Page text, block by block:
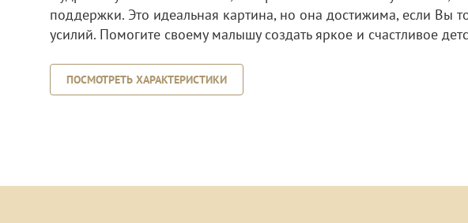
поддержки. Это идеальная картина, но она достижима, если Вы
усилий. Помогите своему малышу создать яркое и счастливое
ПОСМОТРЕТЬ ХАРАКТЕРИСТИКИ